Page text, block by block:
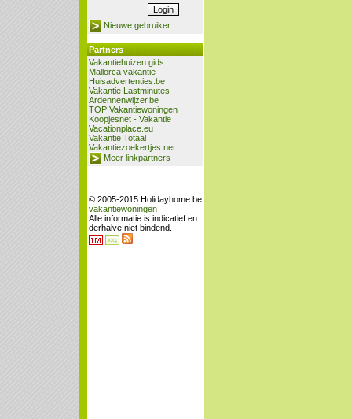
Nieuwe gebruiker
Partners
Vakantiehuizen gids
Mallorca vakantie
Huisadvertenties.be
Vakantie Lastminutes
Ardennenwijzer.be
TOP Vakantiewoningen
Koopjesnet - Vakantie
Vacationplace.eu
Vakantie Totaal
Vakantiezoekertjes.net
Meer linkpartners
© 2005-2015 Holidayhome.be
vakantiewoningen
Alle informatie is indicatief en
derhalve niet bindend.